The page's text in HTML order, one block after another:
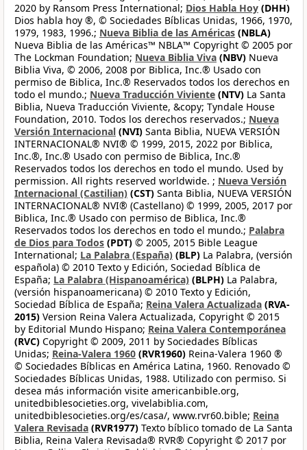
2020 by Ransom Press International; Dios Habla Hoy (DHH)
Dios habla hoy ®, © Sociedades Bíblicas Unidas, 1966, 1970,
1979, 1983, 1996.; Nueva Biblia de las Américas (NBLA)
Nueva Biblia de las Américas™ NBLA™ Copyright © 2005 por
The Lockman Foundation; Nueva Biblia Viva (NBV) Nueva
Biblia Viva, © 2006, 2008 por Biblica, Inc.® Usado con
permiso de Biblica, Inc.® Reservados todos los derechos en
todo el mundo.; Nueva Traducción Viviente (NTV) La Santa
Biblia, Nueva Traducción Viviente, &copy; Tyndale House
Foundation, 2010. Todos los derechos reservados.; Nueva
Versión Internacional (NVI) Santa Biblia, NUEVA VERSIÓN
INTERNACIONAL® NVI® © 1999, 2015, 2022 por Biblica,
Inc.®, Inc.® Usado con permiso de Biblica, Inc.®
Reservados todos los derechos en todo el mundo. Used by
permission. All rights reserved worldwide. ; Nueva Versión
Internacional (Castilian) (CST) Santa Biblia, NUEVA VERSIÓN
INTERNACIONAL® NVI® (Castellano) © 1999, 2005, 2017 por
Biblica, Inc.® Usado con permiso de Biblica, Inc.®
Reservados todos los derechos en todo el mundo.; Palabra
de Dios para Todos (PDT) © 2005, 2015 Bible League
International; La Palabra (España) (BLP) La Palabra, (versión
española) © 2010 Texto y Edición, Sociedad Bíblica de
España; La Palabra (Hispanoamérica) (BLPH) La Palabra,
(versión hispanoamericana) © 2010 Texto y Edición,
Sociedad Bíblica de España; Reina Valera Actualizada (RVA-
2015) Version Reina Valera Actualizada, Copyright © 2015
by Editorial Mundo Hispano; Reina Valera Contemporánea
(RVC) Copyright © 2009, 2011 by Sociedades Bíblicas
Unidas; Reina-Valera 1960 (RVR1960) Reina-Valera 1960 ®
© Sociedades Bíblicas en América Latina, 1960. Renovado ©
Sociedades Bíblicas Unidas, 1988. Utilizado con permiso. Si
desea más información visite americanbible.org,
unitedbiblesocieties.org, vivelabiblia.com,
unitedbiblesocieties.org/es/casa/, www.rvr60.bible; Reina
Valera Revisada (RVR1977) Texto bíblico tomado de La Santa
Biblia, Reina Valera Revisada® RVR® Copyright © 2017 por